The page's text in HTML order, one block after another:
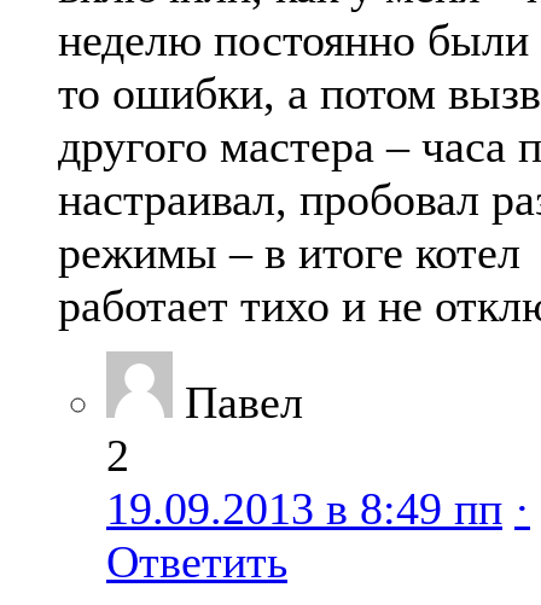
неделю постоянно были
то ошибки, а потом
другого мастера – часа
настраивал, пробовал
режимы – в итоге котел
работает тихо и не
Павел
2
19.09.2013 в 8:49 пп ·
Ответить